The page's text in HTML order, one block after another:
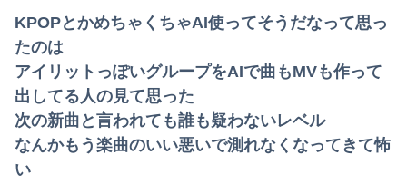
KPOPとかめちゃくちゃAI使ってそうだなって思っ
たのは
アイリットっぽいグループをAIで曲もMVも作って
出してる人の見て思った
次の新曲と言われても誰も疑わないレベル
なんかもう楽曲のいい悪いで測れなくなってきて怖
い